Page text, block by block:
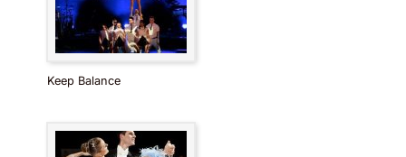
Keep Balance